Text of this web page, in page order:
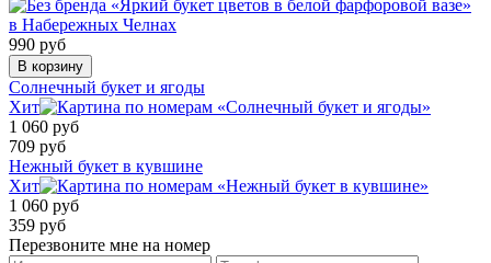
990 руб
Солнечный букет и ягоды
Хит
1 060 руб
709 руб
Нежный букет в кувшине
Хит
1 060 руб
359 руб
Перезвоните мне на номер